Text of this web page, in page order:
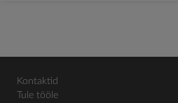
Kontaktid
Tule tööle